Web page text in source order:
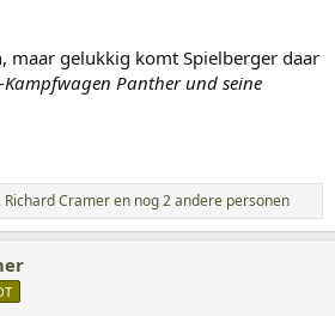
maar gelukkig komt Spielberger daar
Kampfwagen Panther und seine
, Richard Crameren nog 2 andere personen